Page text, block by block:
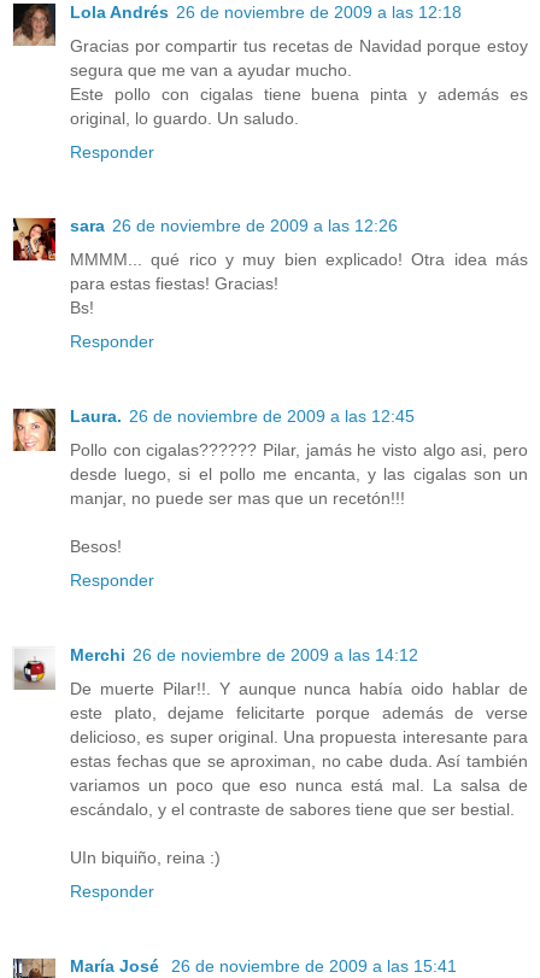
Lola Andrés 26 de noviembre de 2009 a las 12:18
Gracias por compartir tus recetas de Navidad porque estoy
segura que me van a ayudar mucho.
Este pollo con cigalas tiene buena pinta y además es
original, lo guardo. Un saludo.
Responder
sara 26 de noviembre de 2009 a las 12:26
MMMM... qué rico y muy bien explicado! Otra idea más
para estas fiestas! Gracias!
Bs!
Responder
Laura. 26 de noviembre de 2009 a las 12:45
Pollo con cigalas?????? Pilar, jamás he visto algo asi, pero
desde luego, si el pollo me encanta, y las cigalas son un
manjar, no puede ser mas que un recetón!!!
Besos!
Responder
Merchi 26 de noviembre de 2009 a las 14:12
De muerte Pilar!!. Y aunque nunca había oido hablar de
este plato, dejame felicitarte porque además de verse
delicioso, es super original. Una propuesta interesante para
estas fechas que se aproximan, no cabe duda. Así también
variamos un poco que eso nunca está mal. La salsa de
escándalo, y el contraste de sabores tiene que ser bestial.
UIn biquiño, reina :)
Responder
María José
26 de noviembre de 2009 a las 15:41